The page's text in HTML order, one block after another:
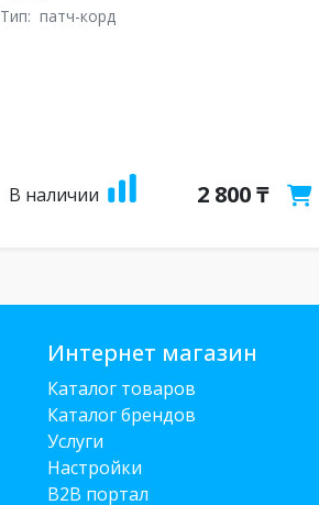
Тип: патч-корд
В наличии 2 800 ₸
Интернет магазин
Каталог товаров
Каталог брендов
Услуги
Настройки
B2B портал